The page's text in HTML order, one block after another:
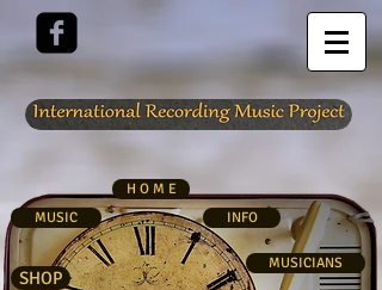
H O M E
INFO
MUSICIANS
MUSIC
SHOP